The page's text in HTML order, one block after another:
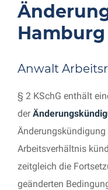
Hamburg
Anwalt
§ 2 KSchG enthält
der
Änderungskündigung
Arbeitsverhältnis
zeitgleich die
geänderten